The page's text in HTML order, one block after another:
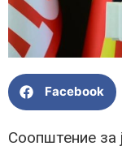
Facebook
Соопштение за